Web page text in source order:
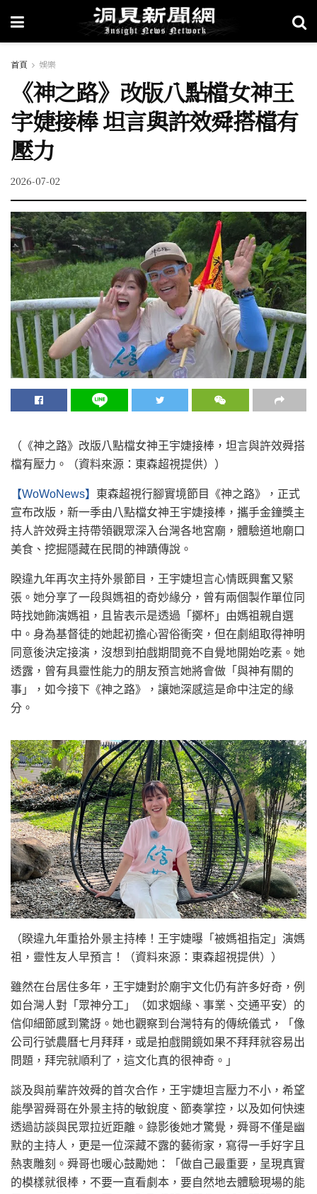
首頁 娛樂
《神之路》改版八點檔女神王
宇婕接棒 坦言與許效舜搭檔有
壓力
2026-07-02
（《神之路》改版八點檔女神王宇婕接棒，坦言與許效舜搭
檔有壓力。（資料來源：東森超視提供））
【WoWoNews】 東森超視行腳實境節目《神之路》，正式
宣布改版，新一季由八點檔女神王宇婕接棒，攜手金鐘獎主
持人許效舜主持帶領觀眾深入台灣各地宮廟，體驗道地廟口
美食、挖掘隱藏在民間的神蹟傳說。
睽違九年再次主持外景節目，王宇婕坦言心情既興奮又緊
張。她分享了一段與媽祖的奇妙緣分，曾有兩個製作單位同
時找她飾演媽祖，且皆表示是透過「擲杯」由媽祖親自選
中。身為基督徒的她起初擔心習俗衝突，但在劇組取得神明
同意後決定接演，沒想到拍戲期間竟不自覺地開始吃素。她
透露，曾有具靈性能力的朋友預言她將會做「與神有關的
事」，如今接下《神之路》，讓她深感這是命中注定的緣
分。
（睽違九年重拾外景主持棒！王宇婕曝「被媽祖指定」演媽
祖，靈性友人早預言！（資料來源：東森超視提供））
雖然在台居住多年，王宇婕對於廟宇文化仍有許多好奇，例
如台灣人對「眾神分工」（如求姻緣、事業、交通平安）的
信仰細節感到驚訝。她也觀察到台灣特有的傳統儀式，「像
公司行號農曆七月拜拜，或是拍戲開鏡如果不拜拜就容易出
問題，拜完就順利了，這文化真的很神奇。」
談及與前輩許效舜的首次合作，王宇婕坦言壓力不小，希望
能學習舜哥在外景主持的敏銳度、節奏掌控，以及如何快速
透過訪談與民眾拉近距離。錄影後她才驚覺，舜哥不僅是幽
默的主持人，更是一位深藏不露的藝術家，寫得一手好字且
熱衷雕刻。舜哥也暖心鼓勵她：「做自己最重要，呈現真實
的模樣就很棒，不要一直看劇本，要自然地去體驗現場的能